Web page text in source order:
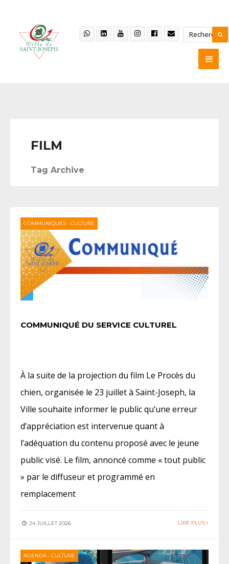
FILM
Tag Archive
COMMUNIQUÉS • CULTURE
COMMUNIQUÉ DU SERVICE CULTUREL
À la suite de la projection du film Le Procès du
chien, organisée le 23 juillet à Saint-Joseph, la
Ville souhaite informer le public qu’une erreur
d’appréciation est intervenue quant à
l’adéquation du contenu proposé avec le jeune
public visé. Le film, annoncé comme « tout public
» par le diffuseur et programmé en
remplacement
24 JUILLET 2026 LIRE PLUS
AGENDA • CULTURE